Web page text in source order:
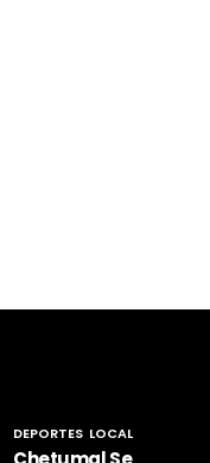
DEPORTES LOCAL